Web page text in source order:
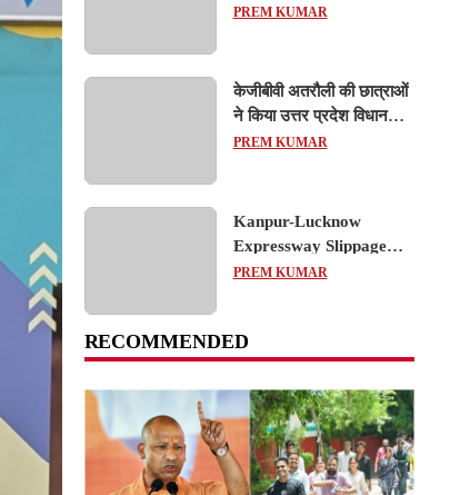
Concessionaire,
Expressway Issues
PREM KUMAR
केजीबीवी अतरौली की छात्राओं
ने किया उत्तर प्रदेश विधानसभा
का शैक्षिक भ्रमण, लोकतांत्रिक
PREM KUMAR
Kanpur-Lucknow
Expressway Slippage
Action: कानपुर-लखनऊ
और कंपनियों पर गिरी गाज,
PREM KUMAR
RECOMMENDED